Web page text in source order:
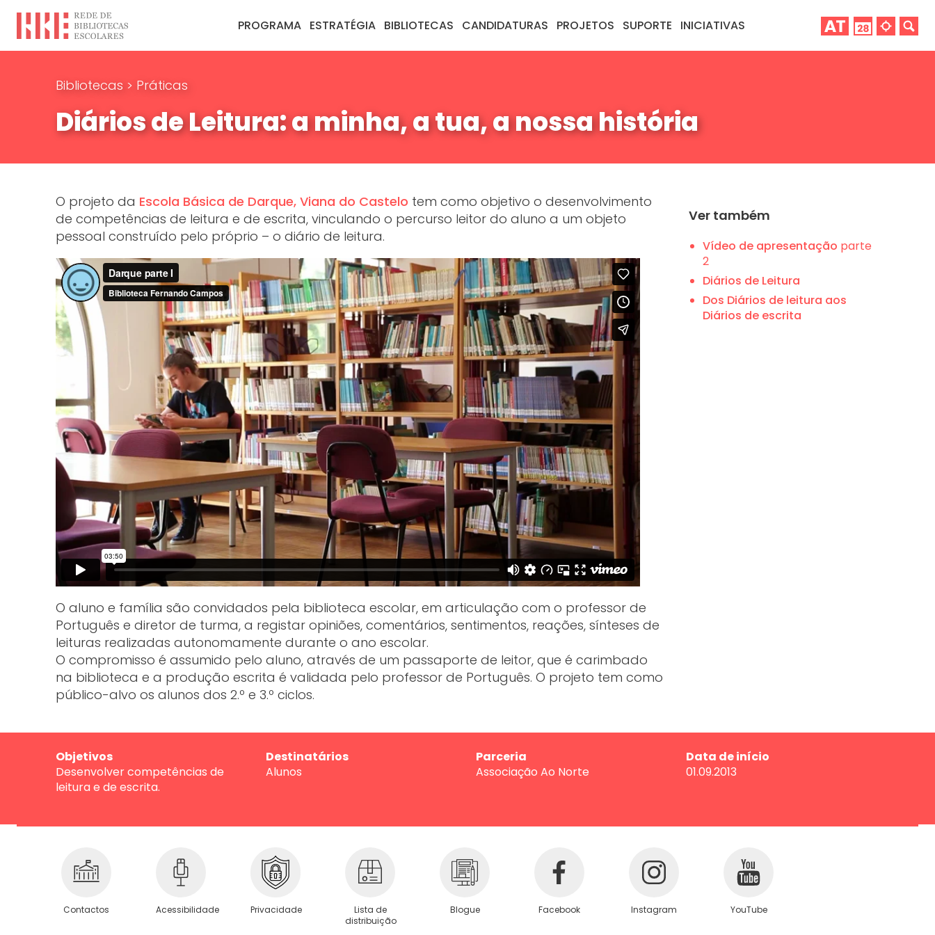
PROGRAMA ESTRATÉGIA BIBLIOTECAS CANDIDATURAS PROJETOS SUPORTE INICIATIVAS
Bibliotecas > Práticas
Diários de Leitura: a minha, a tua, a nossa história
O projeto da Escola Básica de Darque, Viana do Castelo tem como objetivo o desenvolvimento
de competências de leitura e de escrita, vinculando o percurso leitor do aluno a um objeto
pessoal construído pelo próprio – o diário de leitura.
O aluno e família são convidados pela biblioteca escolar, em articulação com o professor de
Português e diretor de turma, a registar opiniões, comentários, sentimentos, reações, sínteses de
leituras realizadas autonomamente durante o ano escolar.
O compromisso é assumido pelo aluno, através de um passaporte de leitor, que é carimbado
na biblioteca e a produção escrita é validada pelo professor de Português. O projeto tem como
público-alvo os alunos dos 2.º e 3.º ciclos.
Ver também
Vídeo de apresentação parte
2
Diários de Leitura
Dos Diários de leitura aos
Diários de escrita
Objetivos
Desenvolver competências de
leitura e de escrita.
Destinatários
Alunos
Parceria
Associação Ao Norte
Data de início
01.09.2013
Contactos Acessibilidade Privacidade
Lista de
distribuição
Blogue Facebook Instagram YouTube